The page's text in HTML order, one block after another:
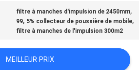
filtre à manches d'impulsion de 2450mm,
99, 5% collecteur de poussière de mobile,
filtre à manches de l'impulsion 300m2
MEILLEUR PRIX